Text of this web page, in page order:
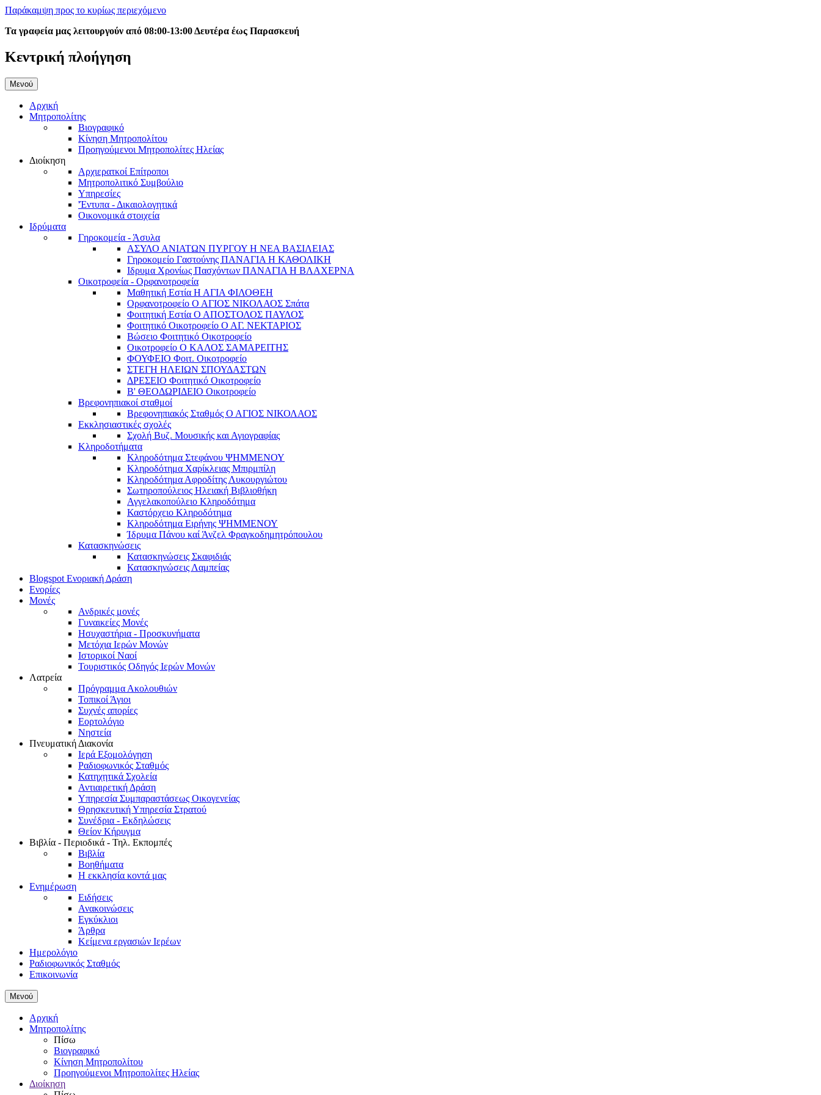
Παράκαμψη προς το κυρίως περιεχόμενο
Τα γραφεία μας λειτουργούν από 08:00-13:00 Δευτέρα έως Παρασκευή
Κεντρική πλοήγηση
Μενού
Αρχική
Μητροπολίτης
Βιογραφικό
Κίνηση Μητροπολίτου
Προηγούμενοι Μητροπολίτες Ηλείας
Διοίκηση
Αρχιερατκοί Επίτροποι
Μητροπολιτικό Συμβούλιο
Υπηρεσίες
'Έντυπα - Δικαιολογητικά
Οικονομικά στοιχεία
Ιδρύματα
Γηροκομεία - Άσυλα
ΑΣΥΛΟ ΑΝΙΑΤΩΝ ΠΥΡΓΟΥ Η ΝΕΑ ΒΑΣΙΛΕΙΑΣ
Γηροκομείο Γαστούνης ΠΑΝΑΓΙΑ Η ΚΑΘΟΛΙΚΗ
Ιδρυμα Χρονίως Πασχόντων ΠΑΝΑΓΙΑ Η ΒΛΑΧΕΡΝΑ
Οικοτροφεία - Ορφανοτροφεία
Μαθητική Εστία Η ΑΓΙΑ ΦΙΛΟΘΕΗ
Ορφανοτροφείο Ο ΑΓΙΟΣ ΝΙΚΟΛΑΟΣ Σπάτα
Φοιτητική Εστία Ο ΑΠΟΣΤΟΛΟΣ ΠΑΥΛΟΣ
Φοιτητικό Οικοτροφείο Ο ΑΓ. ΝΕΚΤΑΡΙΟΣ
Βώσειο Φοιτητικό Οικοτροφείο
Οικοτροφείο Ο ΚΑΛΟΣ ΣΑΜΑΡΕΙΤΗΣ
ΦΟΥΦΕΙΟ Φοιτ. Οικοτροφείο
ΣΤΕΓΗ ΗΛΕΙΩΝ ΣΠΟΥΔΑΣΤΩΝ
ΔΡΕΣΕΙΟ Φοιτητικό Οικοτροφείο
Β' ΘΕΟΔΩΡΙΔΕΙΟ Οικοτροφείο
Βρεφονηπιακοί σταθμοί
Βρεφονηπιακός Σταθμός Ο ΑΓΙΟΣ ΝΙΚΟΛΑΟΣ
Εκκλησιαστικές σχολές
Σχολή Βυζ. Μουσικής και Αγιογραφίας
Κληροδοτήματα
Κληροδότημα Στεφάνου ΨΗΜΜΕΝΟΥ
Κληροδότημα Χαρίκλειας Μπιρμπίλη
Κληροδότημα Αφροδίτης Λυκουργιώτου
Σωτηροπούλειος Ηλειακή Βιβλιοθήκη
Αγγελακοπούλειο Κληροδότημα
Καστόρχειο Κληροδότημα
Κληροδότημα Ειρήνης ΨΗΜΜΕΝΟΥ
Ίδρυμα Πάνου καί Άνζελ Φραγκοδημητρόπουλου
Κατασκηνώσεις
Κατασκηνώσεις Σκαφιδιάς
Κατασκηνώσεις Λαμπείας
Blogspot Ενοριακή Δράση
Ενορίες
Μονές
Ανδρικές μονές
Γυναικείες Μονές
Ησυχαστήρια - Προσκυνήματα
Μετόχια Ιερών Μονών
Ιστορικοί Ναοί
Τουριστικός Οδηγός Ιερών Μονών
Λατρεία
Πρόγραμμα Ακολουθιών
Τοπικοί Άγιοι
Συχνές απορίες
Εορτολόγιο
Νηστεία
Πνευματική Διακονία
Ιερά Εξομολόγηση
Ραδιοφωνικός Σταθμός
Κατηχητικά Σχολεία
Αντιαιρετική Δράση
Υπηρεσία Συμπαραστάσεως Οικογενείας
Θρησκευτική Υπηρεσία Στρατού
Συνέδρια - Εκδηλώσεις
Θείον Κήρυγμα
Βιβλία - Περιοδικά - Τηλ. Εκπομπές
Βιβλία
Βοηθήματα
Η εκκλησία κοντά μας
Ενημέρωση
Ειδήσεις
Ανακοινώσεις
Εγκύκλιοι
Άρθρα
Κείμενα εργασιών Ιερέων
Ημερολόγιο
Ραδιοφωνικός Σταθμός
Επικοινωνία
Μενού
Αρχική
Μητροπολίτης
Πίσω
Βιογραφικό
Κίνηση Μητροπολίτου
Προηγούμενοι Μητροπολίτες Ηλείας
Διοίκηση